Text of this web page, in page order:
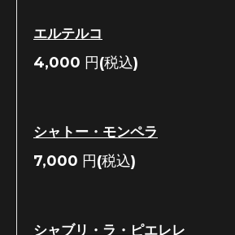
エルテルコ
4,000 円(税込)
シャトー・モンペラ
7,000 円(税込)
シャブリ・ラ・ピエレレ